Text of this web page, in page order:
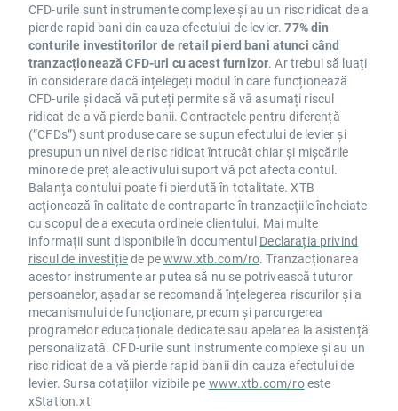
CFD-urile sunt instrumente complexe și au un risc ridicat de a
pierde rapid bani din cauza efectului de levier.77% din
conturile investitorilor de retail pierd bani atunci când
tranzacționează CFD-uri cu acest furnizor. Ar trebui să luați
în considerare dacă înțelegeți modul în care funcționează
CFD-urile și dacă vă puteți permite să vă asumați riscul
ridicat de a vă pierde banii. Contractele pentru diferență
(”CFDs”) sunt produse care se supun efectului de levier și
presupun un nivel de risc ridicat întrucât chiar și mișcările
minore de preț ale activului suport vă pot afecta contul.
Balanța contului poate fi pierdută în totalitate. XTB
acţionează în calitate de contraparte în tranzacţiile încheiate
cu scopul de a executa ordinele clientului. Mai multe
informații sunt disponibile în documentul Declarația privind
riscul de investițiede pewww.xtb.com/ro. Tranzacționarea
acestor instrumente ar putea să nu se potrivească tuturor
persoanelor, așadar se recomandă înțelegerea riscurilor și a
mecanismului de funcționare, precum și parcurgerea
programelor educaționale dedicate sau apelarea la asistență
personalizată. CFD-urile sunt instrumente complexe și au un
risc ridicat de a vă pierde rapid banii din cauza efectului de
levier. Sursa cotațiilor vizibile pe www.xtb.com/roeste
xStation.xt